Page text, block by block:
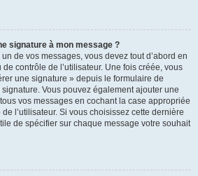
signature à mon message ?
de vos messages, vous devez tout d’abord en
contrôle de l’utilisateur. Une fois créée, vous
une signature » depuis le formulaire de
Vous pouvez également ajouter une
vos messages en cochant la case appropriée
l’utilisateur. Si vous choisissez cette dernière
de spécifier sur chaque message votre souhait